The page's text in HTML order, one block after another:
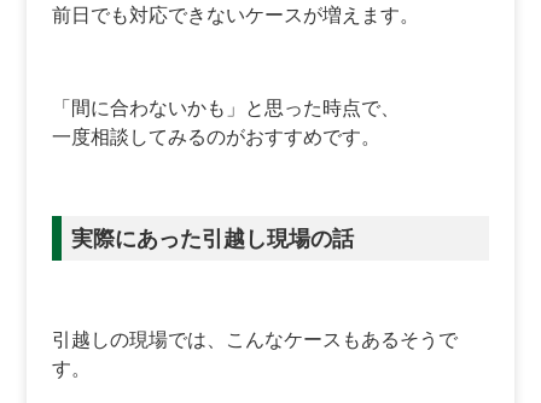
前日でも対応できないケースが増えます。
「間に合わないかも」と思った時点で、
一度相談してみるのがおすすめです。
実際にあった引越し現場の話
引越しの現場では、こんなケースもあるそうで
す。